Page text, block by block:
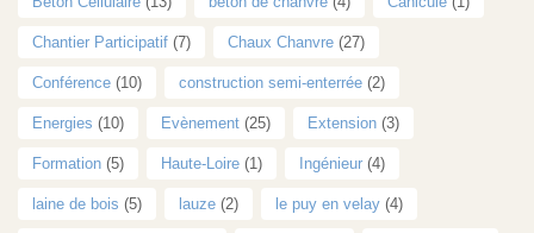
Chantier Participatif (7) Chaux Chanvre (27)
Conférence (10) construction semi-enterrée (2)
Energies (10) Evènement (25) Extension (3)
Formation (5) Haute-Loire (1) Ingénieur (4)
laine de bois (5) lauze (2) le puy en velay (4)